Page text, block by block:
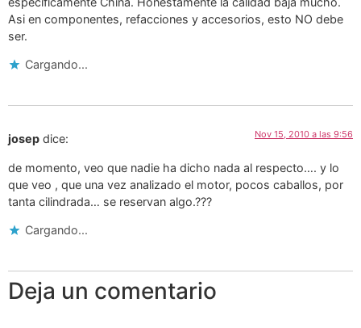
Asi en componentes, refacciones y accesorios, esto NO debe
ser.
Cargando...
josep dice: Nov 15, 2010 a las 9:56
de momento, veo que nadie ha dicho nada al respecto…. y lo
que veo , que una vez analizado el motor, pocos caballos, por
tanta cilindrada… se reservan algo.???
Cargando...
Deja un comentario